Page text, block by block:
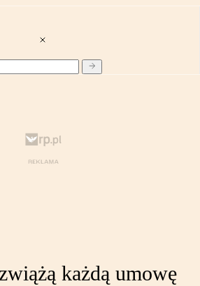
każdą umowę